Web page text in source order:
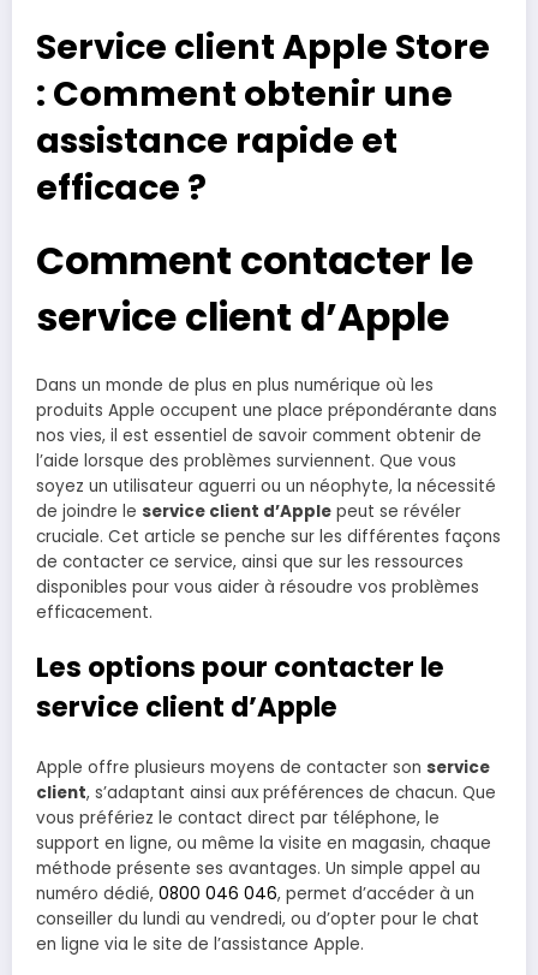
Service client Apple Store
: Comment obtenir une
assistance rapide et
efficace ?
Comment contacter le
service client d’Apple
Dans un monde de plus en plus numérique où les
produits Apple occupent une place prépondérante dans
nos vies, il est essentiel de savoir comment obtenir de
l’aide lorsque des problèmes surviennent. Que vous
soyez un utilisateur aguerri ou un néophyte, la nécessité
de joindre le service client d’Apple peut se révéler
cruciale. Cet article se penche sur les différentes façons
de contacter ce service, ainsi que sur les ressources
disponibles pour vous aider à résoudre vos problèmes
efficacement.
Les options pour contacter le
service client d’Apple
Apple offre plusieurs moyens de contacter son service
client, s’adaptant ainsi aux préférences de chacun. Que
vous préfériez le contact direct par téléphone, le
support en ligne, ou même la visite en magasin, chaque
méthode présente ses avantages. Un simple appel au
numéro dédié, 0800 046 046, permet d’accéder à un
conseiller du lundi au vendredi, ou d’opter pour le chat
en ligne via le site de l’assistance Apple.